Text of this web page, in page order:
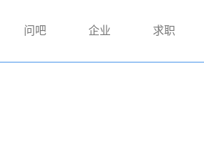
问吧 企业 求职